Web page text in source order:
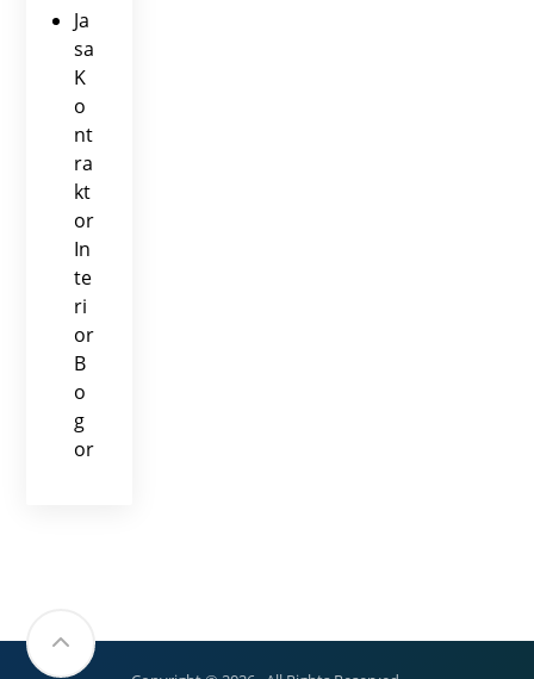
Ja
sa
K
o
nt
ra
kt
or
In
te
ri
or
B
o
g
or